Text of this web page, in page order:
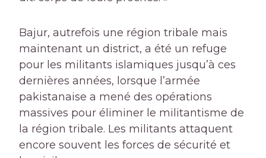
Bajur, autrefois une région tribale mais
maintenant un district, a été un refuge
pour les militants islamiques jusqu’à ces
dernières années, lorsque l’armée
pakistanaise a mené des opérations
massives pour éliminer le militantisme de
la région tribale. Les militants attaquent
encore souvent les forces de sécurité et